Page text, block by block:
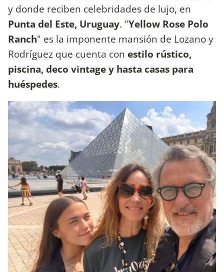
y donde reciben celebridades de lujo, en
Punta del Este, Uruguay. "Yellow Rose Polo
Ranch" es la imponente mansión de Lozano y
Rodríguez que cuenta con estilo rústico,
piscina, deco vintage y hasta casas para
huéspedes.